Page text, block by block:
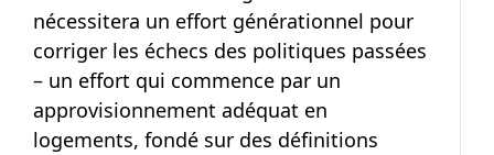
nécessitera un effort générationnel pour
corriger les échecs des politiques passées
– un effort qui commence par un
approvisionnement adéquat en
logements, fondé sur des définitions